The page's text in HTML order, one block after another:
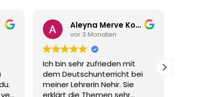
Aleyna Merve Koçak
vor 3 Monaten
Ich bin sehr zufrieden mit
dem Deutschunterricht bei
meiner Lehrerin Nehir. Sie